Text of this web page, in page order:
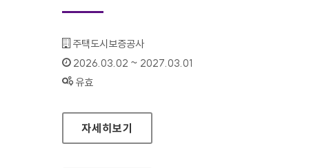
기관명 :
주택도시보증공사
인증기간 :
2026.03.02 ~ 2027.03.01
상태 :
유효
주택도시보증공사 사회임대주택
자세히보기